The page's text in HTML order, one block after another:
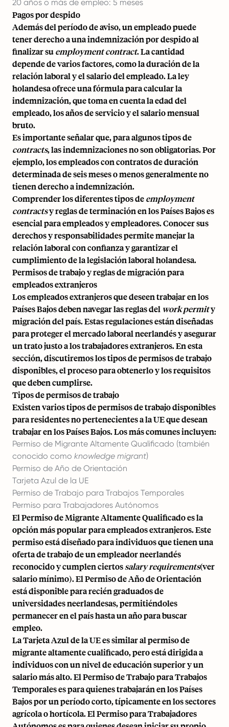
20 años o más de empleo: 5 meses
Pagos por despido
Además del período de aviso, un empleado puede
tener derecho a una indemnización por despido al
finalizar suemployment contract. La cantidad
depende de varios factores, como la duración de la
relación laboral y el salario del empleado. La ley
holandesa ofrece una fórmula para calcular la
indemnización, que toma en cuenta la edad del
empleado, los años de servicio y el salario mensual
bruto.
Es importante señalar que, para algunos tipos de
contracts, las indemnizaciones no son obligatorias. Por
ejemplo, los empleados con contratos de duración
determinada de seis meses o menos generalmente no
tienen derecho a indemnización.
Comprender los diferentes tipos deemployment
contractsy reglas de terminación en los Países Bajos es
esencial para empleados y empleadores. Conocer sus
derechos y responsabilidades permite manejar la
relación laboral con confianza y garantizar el
cumplimiento de la legislación laboral holandesa.
Permisos de trabajo y reglas de migración para
empleados extranjeros
Los empleados extranjeros que deseen trabajar en los
Países Bajos deben navegar las reglas del work permity
migración del país. Estas regulaciones están diseñadas
para proteger el mercado laboral neerlandés y asegurar
un trato justo a los trabajadores extranjeros. En esta
sección, discutiremos los tipos de permisos de trabajo
disponibles, el proceso para obtenerlo y los requisitos
que deben cumplirse.
Tipos de permisos de trabajo
Existen varios tipos de permisos de trabajo disponibles
para residentes no pertenecientes a la UE que desean
trabajar en los Países Bajos. Los más comunes incluyen:
Permiso de Migrante Altamente Qualificado (también
conocido como knowledge migrant)
Permiso de Año de Orientación
Tarjeta Azul de la UE
Permiso de Trabajo para Trabajos Temporales
Permiso para Trabajadores Autónomos
El Permiso de Migrante Altamente Qualificado es la
opción más popular para empleados extranjeros. Este
permiso está diseñado para individuos que tienen una
oferta de trabajo de un empleador neerlandés
reconocido y cumplen ciertossalary requirements(ver
salario mínimo). El Permiso de Año de Orientación
está disponible para recién graduados de
universidades neerlandesas, permitiéndoles
permanecer en el país hasta un año para buscar
empleo.
La Tarjeta Azul de la UE es similar al permiso de
migrante altamente cualificado, pero está dirigida a
individuos con un nivel de educación superior y un
salario más alto. El Permiso de Trabajo para Trabajos
Temporales es para quienes trabajarán en los Países
Bajos por un período corto, típicamente en los sectores
agrícola o hortícola. El Permiso para Trabajadores